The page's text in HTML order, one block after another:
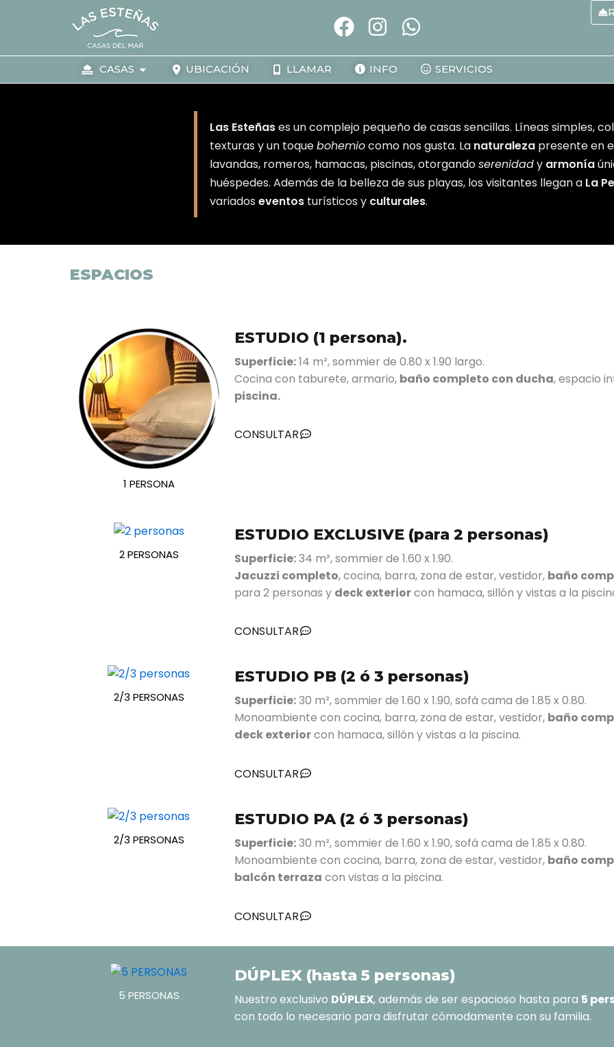
F
a
c
e
o
o
k
I
n
s
t
g
r
a
m
W
h
a
t
a
p
p
CASAS Open CASAS
UBICACIÓN LLAMAR INFO SERVICIOS
Las Esteñases un complejo pequeño de casas sencillas. Líneas simples,
texturas y un toquebohemiocomo nos gusta. La naturaleza presente en
lavandas, romeros, hamacas, piscinas, otorgandoserenidady armonía
huéspedes. Además de la belleza de sus playas, los visitantes llegan a La
variadoseventos turísticos y culturales.
ESPACIOS
1 PERSONA
ESTUDIO (1 persona).
Superficie:14 m², sommier de 0.80 x 1.90 largo.
Cocina con taburete, armario, baño completo con ducha, espacio
piscina.
CONSULTAR
2 PERSONAS
ESTUDIO EXCLUSIVE (para 2 personas)
Superficie:34 m², sommier de 1.60 x 1.90.
Jacuzzi completo, cocina, barra, zona de estar, vestidor, baño
para 2 personas y deck exteriorcon hamaca, sillón y vistas a la
CONSULTAR
2/3 PERSONAS
ESTUDIO PB (2 ó 3 personas)
Superficie:30 m², sommier de 1.60 x 1.90, sofá cama de 1.85 x 0.80.
Monoambiente con cocina, barra, zona de estar, vestidor, baño
deck exteriorcon hamaca, sillón y vistas a la piscina.
CONSULTAR
2/3 PERSONAS
ESTUDIO PA (2 ó 3 personas)
Superficie:30 m², sommier de 1.60 x 1.90, sofá cama de 1.85 x 0.80.
Monoambiente con cocina, barra, zona de estar, vestidor, baño
balcón terraza con vistas a la piscina.
CONSULTAR
5 PERSONAS
DÚPLEX (hasta 5 personas)
Nuestro exclusivo DÚPLEX, además de ser espacioso hasta para 5
con todo lo necesario para disfrutar cómodamente con su familia.